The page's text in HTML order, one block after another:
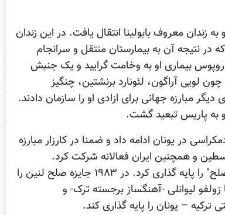
دستگير شد و به زندان معروف بابولينا انتقال يافت. در اين زندان
در نتيجه آن به بيمارستان منتقل و سرانجام
بيماری او به وخامت گراييد و يک جنبش
لويی آراگون، لئونارد برنشتين، چنگيز
ديگر مبارزه جهانی برای ازادی او را سازمان دادند.
و به پاريس تبعيد گشت.
در يونان ادامه داد و ضمنا در کارزار مبارزه
و همچنين ايران فعالانه شرکت کرد.
ميکيس تئودوراکيس در سال ۱۹۷۶ "جنبش فرهنگ و صلح" را پايه گذاری کرد. در ۱۹۸۳ جايزه صلح لنين را
همراه با زولفو ليوانلی -آهنگساز برجسته ترک- و
– يونان را پايه گذاری کند.